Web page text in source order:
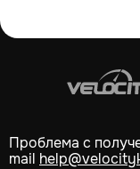
Проблема с
mail